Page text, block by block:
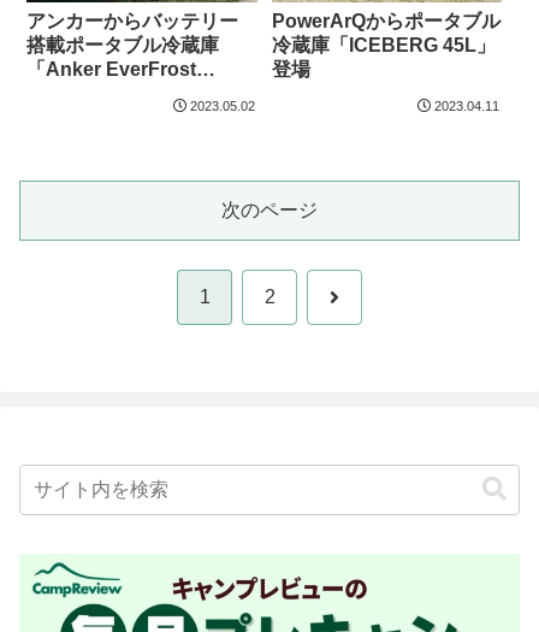
アンカーからバッテリー
搭載ポータブル冷蔵庫
「Anker EverFrost
2023.05.02
PowerArQからポータブル
冷蔵庫「ICEBERG 45L」
登場
2023.04.11
次のページ
1 2 次